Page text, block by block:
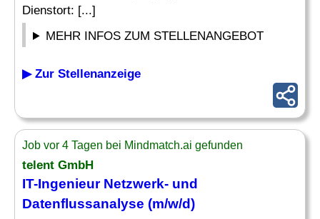
Dienstort: [...]
MEHR INFOS ZUM STELLENANGEBOT
▶ Zur Stellenanzeige
Job vor 4 Tagen bei Mindmatch.ai gefunden
telent GmbH
IT-IngenieurNetzwerk- und
Datenflussanalyse (m/w/d)